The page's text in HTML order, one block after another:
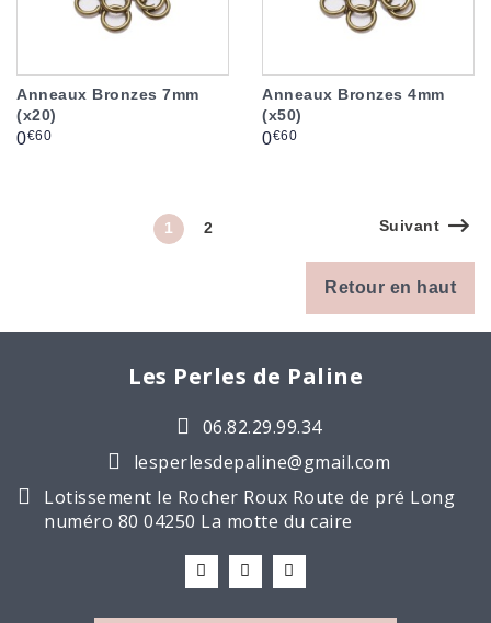
Anneaux Bronzes 7mm
(x20)
Prix
0€60
Anneaux Bronzes 4mm
(x50)
Prix
0€60
1 2 Suivant
Retour en haut
Les Perles de Paline
06.82.29.99.34
lesperlesdepaline@gmail.com
Lotissement le Rocher Roux Route de pré Long
numéro 80 04250 La motte du caire